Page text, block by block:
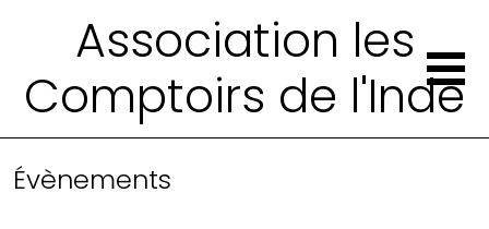
Association les
Comptoirs de l'Inde
Évènements